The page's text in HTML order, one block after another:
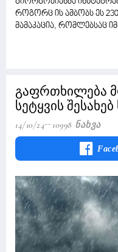
როგორც ის ამბობს ეს
მამაკაცია, რომლებსაც
გაფრთხილება
სეტყვის
14/10/24 10998 Ნახვა